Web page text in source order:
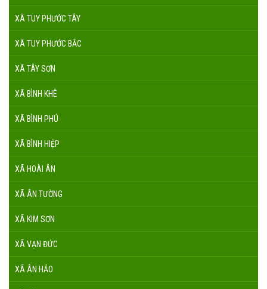
XÃ TUY PHƯỚC TÂY
XÃ TUY PHƯỚC BẮC
XÃ TÂY SƠN
XÃ BÌNH KHÊ
XÃ BÌNH PHÚ
XÃ BÌNH HIỆP
XÃ HOÀI ÂN
XÃ ÂN TƯỜNG
XÃ KIM SƠN
XÃ VẠN ĐỨC
XÃ ÂN HẢO